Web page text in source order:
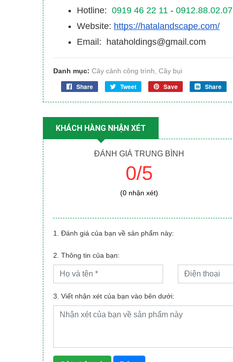
Hotline: 0919 46 22 11 - 0912.88.02.07
Website: https://hatalandscape.com/
Email: hataholdings@gmail.com
Danh mục: Cây cảnh công trình Cây bụi
Share Tweet Save Share
KHÁCH HÀNG NHẬN XÉT
ĐÁNH GIÁ TRUNG BÌNH
0/5
(0 nhận xét)
1. Đánh giá của bạn về sản phẩm này:
2. Thông tin của bạn:
3. Viết nhận xét của bạn vào bên dưới: